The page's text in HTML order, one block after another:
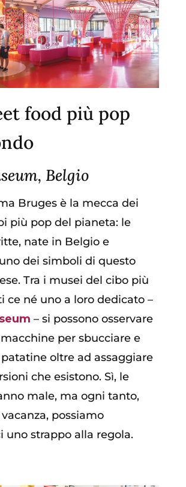
food più pop
Belgio
Bruges è la mecca dei
più pop del pianeta: le
nate in Belgio e
dei simboli di questo
Tra i musei del cibo più
ce né uno a loro dedicato –
– si possono osservare
per sbucciare e
oltre ad assaggiare
che esistono. Sì, le
male, ma ogni tanto,
possiamo
uno strappo alla regola.